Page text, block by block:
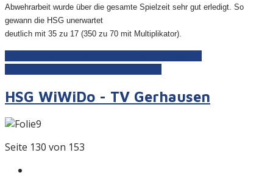
Abwehrarbeit wurde über die gesamte Spielzeit sehr gut erledigt. So
gewann die HSG unerwartet
deutlich mit 35 zu 17 (350 zu 70 mit Multiplikator).
HSG WiWiDo - TV Gerhausen
Seite 130 von 153